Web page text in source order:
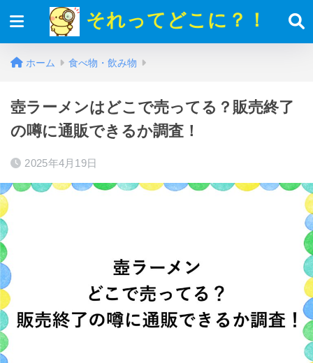
それってどこに？！
ホーム 食べ物・飲み物
壺ラーメンはどこで売ってる？販売終了
の噂に通販できるか調査！
2025年4月19日